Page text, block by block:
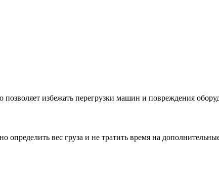
избежать перегрузки машин и повреждения
вес груза и не тратить время на